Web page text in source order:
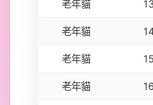
老年貓
老年貓
老年貓
老年貓